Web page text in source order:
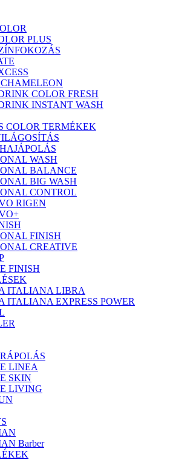
PLUS
COLOR FRESH
INSTANT WASH
COLOR TERMÉKEK
WASH
BALANCE
BIG WASH
CONTROL
RIGEN
FINISH
CREATIVE
FINISH
ITALIANA LIBRA
ITALIANA EXPRESS POWER
LINEA
SKIN
LIVING
Barber